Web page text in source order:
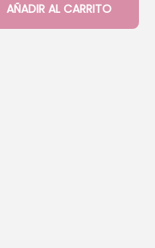
AÑADIR AL CARRITO